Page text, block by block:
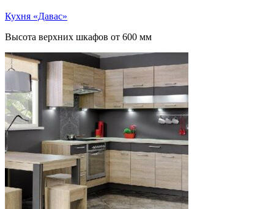
Кухня «Давас»
Высота верхних шкафов от 600 мм